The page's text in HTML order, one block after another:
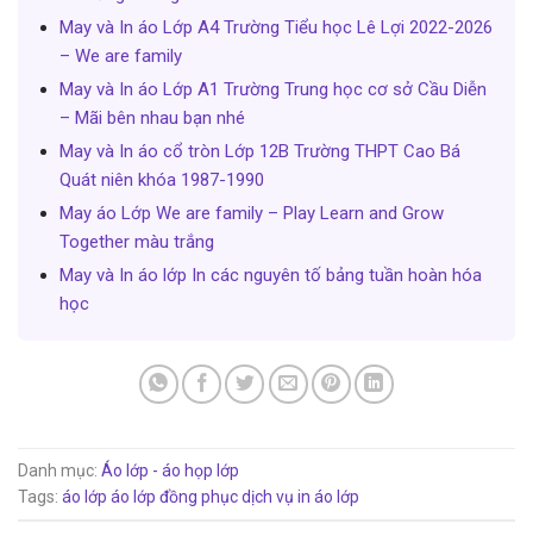
May và In áo Lớp A4 Trường Tiểu học Lê Lợi 2022-2026
– We are family
May và In áo Lớp A1 Trường Trung học cơ sở Cầu Diễn
– Mãi bên nhau bạn nhé
May và In áo cổ tròn Lớp 12B Trường THPT Cao Bá
Quát niên khóa 1987-1990
May áo Lớp We are family – Play Learn and Grow
Together màu trắng
May và In áo lớp In các nguyên tố bảng tuần hoàn hóa
học
Danh mục: Áo lớp - áo họp lớp
Tags: áo lớp áo lớp đồng phụcdịch vụ in áo lớp